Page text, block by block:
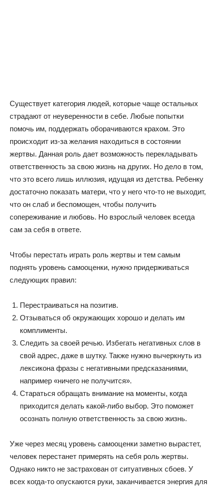
Существует категория людей, которые чаще остальных
страдают от неуверенности в себе. Любые попытки
помочь им, поддержать оборачиваются крахом. Это
происходит из-за желания находиться в состоянии
жертвы. Данная роль дает возможность перекладывать
ответственность за свою жизнь на других. Но дело в том,
что это всего лишь иллюзия, идущая из детства. Ребенку
достаточно показать матери, что у него что-то не выходит,
что он слаб и беспомощен, чтобы получить
сопереживание и любовь. Но взрослый человек всегда
сам за себя в ответе.
Чтобы перестать играть роль жертвы и тем самым
поднять уровень самооценки, нужно придерживаться
следующих правил:
Перестраиваться на позитив.
Отзываться об окружающих хорошо и делать им
комплименты.
Следить за своей речью. Избегать негативных слов в
свой адрес, даже в шутку. Также нужно вычеркнуть из
лексикона фразы с негативными предсказаниями,
например «ничего не получится».
Стараться обращать внимание на моменты, когда
приходится делать какой-либо выбор. Это поможет
осознать полную ответственность за свою жизнь.
Уже через месяц уровень самооценки заметно вырастет,
человек перестанет примерять на себя роль жертвы.
Однако никто не застрахован от ситуативных сбоев. У
всех когда-то опускаются руки, заканчивается энергия для